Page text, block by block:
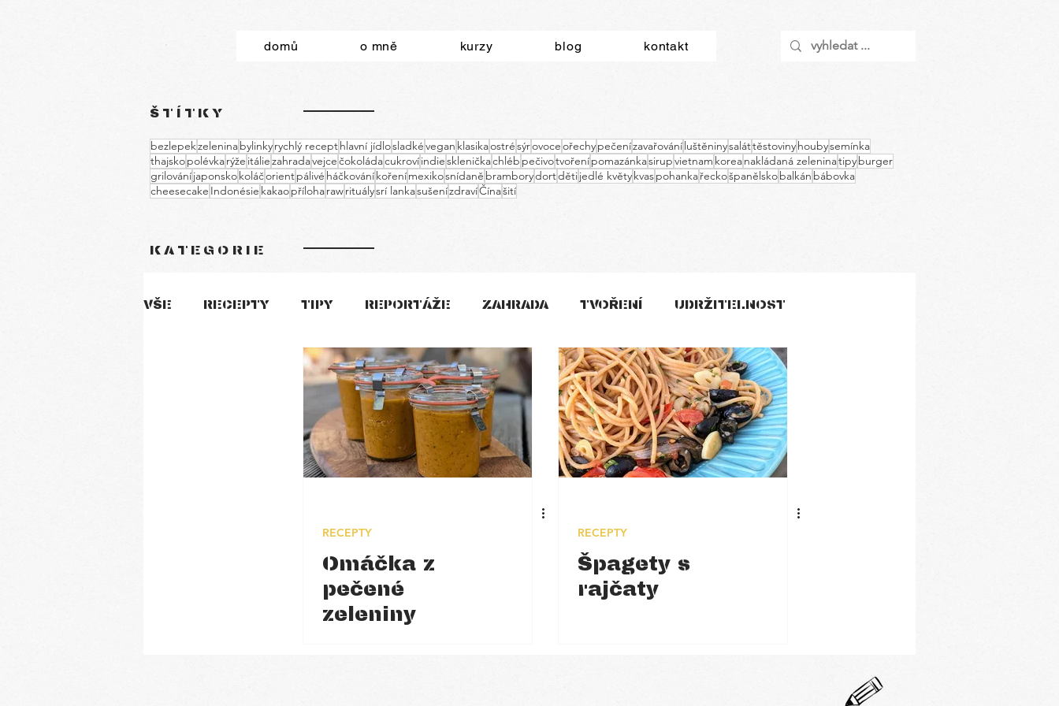
domů o mně kurzy blog kontakt
ŠTÍTKY
bezlepekzeleninabylinkyrychlý recepthlavní jídlosladkévegan klasikaostrésýrovoceořechypečenízavařováníluštěninysaláttěstovinyhoubysemínka
thajskopolévkarýže itáliezahradavejcečokoládacukrovíindieskleničkachléb pečivotvořenípomazánkasirupvietnam koreanakládaná zeleninatipyburger
grilováníjaponskokoláčorientpálivé háčkováníkořenímexikosnídaně bramborydortdětijedlé květykvaspohankařeckošpanělskobalkán bábovka
cheesecake Indonésie kakaopříloharawrituálysrí lankasušenízdravíČínašití
KATEGORIE
VŠE RECEPTY TIPY REPORTÁŽE ZAHRADA TVOŘENÍ UDRŽITELNOST
RECEPTY
Omáčka z
pečené
zeleniny
RECEPTY
Špagety s
rajčaty